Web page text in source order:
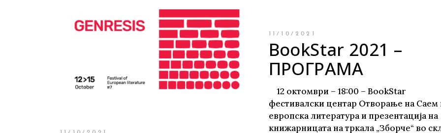
11/10/2021
BookStar 2021 –
ПРОГРАМА
12 октомври – 18:00 – BookStar
фестивалски центар Отворање на Саем
европска литература и презентација на
книжарницата на тркала „Зборче“ во